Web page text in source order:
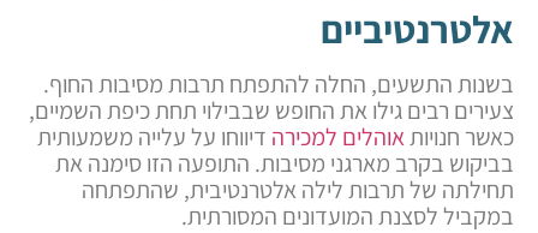
אלטרנטיביים
בשנות התשעים, החלה להתפתח תרבות מסיבות החוף.
צעירים רבים גילו את החופש שבבילוי תחת כיפת השמיים,
כאשר חנויותאוהלים למכירה דיווחו על עלייה משמעותית
בביקוש בקרב מארגני מסיבות. התופעה הזו סימנה את
תחילתה של תרבות לילה אלטרנטיבית, שהתפתחה
במקביל לסצנת המועדונים המסורתית.